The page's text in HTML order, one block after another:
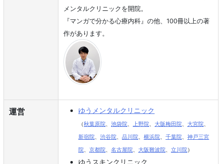
メンタルクリニックを開院。
『マンガで分かる心療内科』の他、100冊以上の著
作があります。
運営 ゆうメンタルクリニック
（秋葉原院 池袋院 上野院 大阪梅田院 大宮院
新宿院
渋谷院 品川院 横浜院 千葉院
神戸三宮
院
京都院 名古屋院 大阪難波院 立川院）
ゆうスキンクリニック